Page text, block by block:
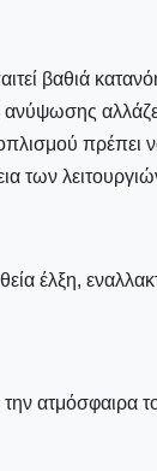
βαθιά
πρέπει
των
έλξη,
ατμόσφαιρα